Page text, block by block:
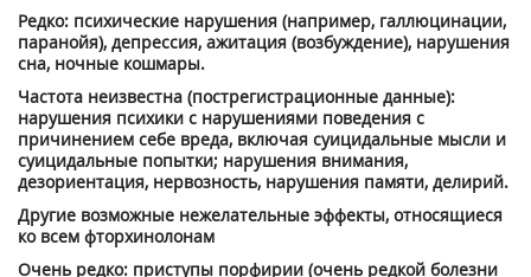
Редко: психические нарушения (например, галлюцинации,
паранойя), депрессия, ажитация (возбуждение), нарушения
сна, ночные кошмары.
Частота неизвестна (пострегистрационные данные):
нарушения психики с нарушениями поведения с
причинением себе вреда, включая суицидальные мысли и
суицидальные попытки; нарушения внимания,
дезориентация, нервозность, нарушения памяти, делирий.
Другие возможные нежелательные эффекты, относящиеся
ко всем фторхинолонам
Очень редко: приступы порфирии (очень редкой болезни